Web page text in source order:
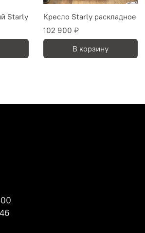
Starly
Кресло Starly раскладное
102 900 ₽
В корзину